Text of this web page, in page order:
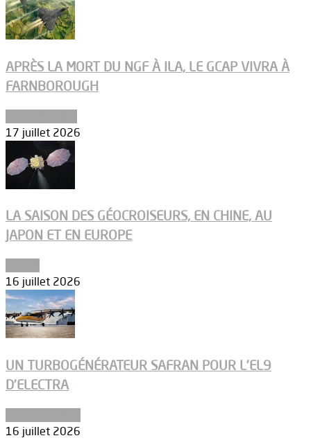
APRÈS LA MORT DU NGF À ILA, LE GCAP VIVRA À
FARNBOROUGH
17 juillet 2026
LA SAISON DES GÉOCROISEURS, EN CHINE, AU
JAPON ET EN EUROPE
16 juillet 2026
UN TURBOGÉNÉRATEUR SAFRAN POUR L’EL9
D’ELECTRA
16 juillet 2026